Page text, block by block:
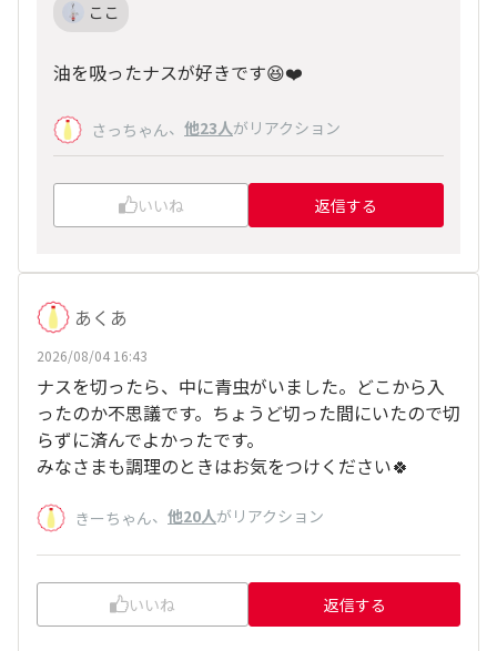
ここ
油を吸ったナスが好きです😆❤️
さっちゃん、 他23人がリアクション
いいね 返信する
あくあ
2026/08/04 16:43
ナスを切ったら、中に青虫がいました。どこから入
ったのか不思議です。ちょうど切った間にいたので切
らずに済んでよかったです。
みなさまも調理のときはお気をつけください🍀
きーちゃん、 他20人がリアクション
いいね 返信する